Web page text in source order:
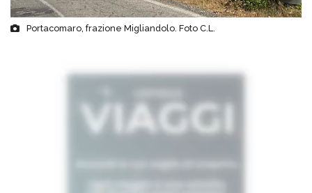
Portacomaro, frazione Migliandolo. Foto C.L.